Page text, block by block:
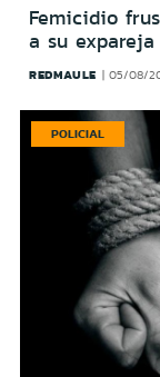
Femicidio
a su
REDMAULE 05/08/
POLICIAL